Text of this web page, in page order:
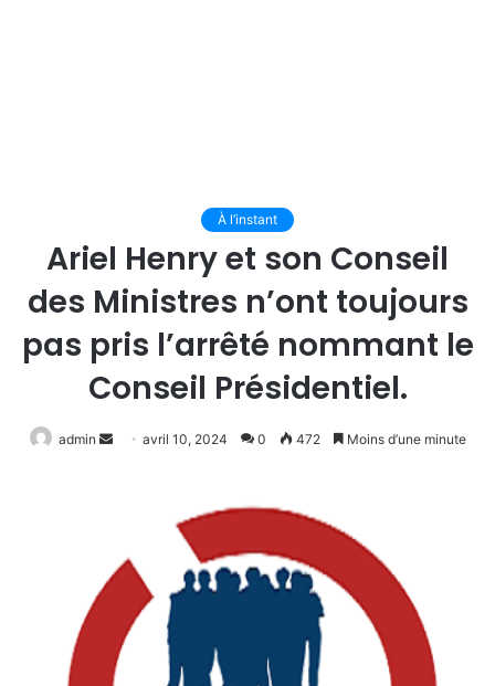
À l’instant
Ariel Henry et son Conseil
des Ministres n’ont toujours
pas pris l’arrêté nommant le
Conseil Présidentiel.
admin
Envoyeravril 10, 2024 0 472 Moins d’une minute